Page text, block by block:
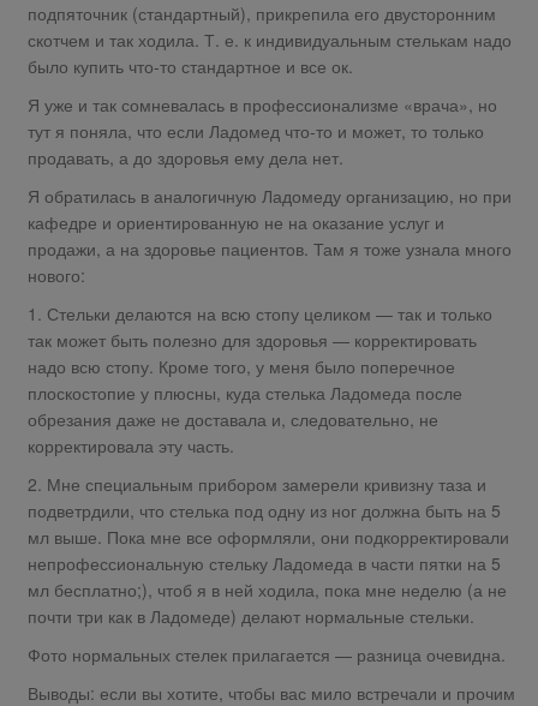
подпяточник (стандартный), прикрепила его двусторонним
скотчем и так ходила. Т. е. к индивидуальным стелькам надо
было купить что-то стандартное и все ок.
Я уже и так сомневалась в профессионализме «врача», но
тут я поняла, что если Ладомед что-то и может, то только
продавать, а до здоровья ему дела нет.
Я обратилась в аналогичную Ладомеду организацию, но при
кафедре и ориентированную не на оказание услуг и
продажи, а на здоровье пациентов. Там я тоже узнала много
нового:
1. Стельки делаются на всю стопу целиком — так и только
так может быть полезно для здоровья — корректировать
надо всю стопу. Кроме того, у меня было поперечное
плоскостопие у плюсны, куда стелька Ладомеда после
обрезания даже не доставала и, следовательно, не
корректировала эту часть.
2. Мне специальным прибором замерели кривизну таза и
подветрдили, что стелька под одну из ног должна быть на 5
мл выше. Пока мне все оформляли, они подкорректировали
непрофессиональную стельку Ладомеда в части пятки на 5
мл бесплатно;), чтоб я в ней ходила, пока мне неделю (а не
почти три как в Ладомеде) делают нормальные стельки.
Фото нормальных стелек прилагается — разница очевидна.
Выводы: если вы хотите, чтобы вас мило встречали и прочим